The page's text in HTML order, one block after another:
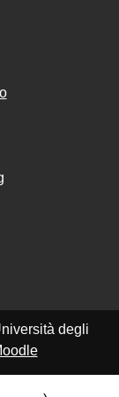
degli